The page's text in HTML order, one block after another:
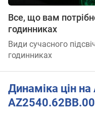
Все, що вам
годинниках
Види сучасного
годинниках
Динаміка цін на